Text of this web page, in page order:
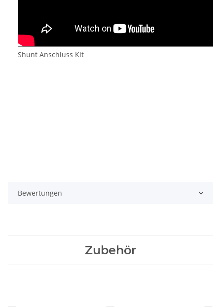
Shunt Anschluss Kit
Bewertungen
Zubehör